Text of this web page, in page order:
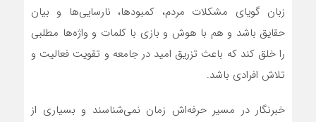
زبان گویای مشکلات مردم، کمبودها، نارسایی‌ها و بیان
حقایق باشد و هم با هوش و بازی با کلمات و واژه‌ها مطلبی
را خلق کند که باعث تزریق امید در جامعه و تقویت فعالیت و
تلاش افرادی باشد.
خبرنگار در مسیر حرفه‌اش زمان نمی‌شناسند و بسیاری از